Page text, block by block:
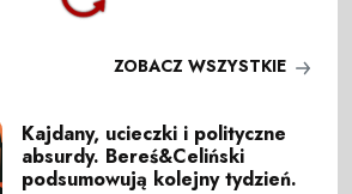
ZOBACZ WSZYSTKIE
Kajdany, ucieczki i polityczne
absurdy. Bereś&Celiński
podsumowują kolejny tydzień.